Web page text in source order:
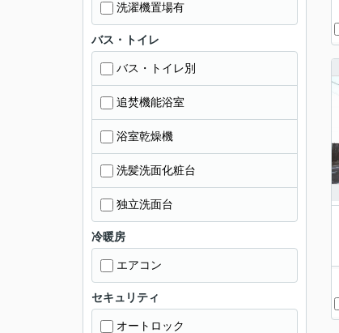
洗濯機置場有
バス・トイレ
バス・トイレ別
追焚機能浴室
浴室乾燥機
洗髪洗面化粧台
独立洗面台
冷暖房
エアコン
セキュリティ
オートロック